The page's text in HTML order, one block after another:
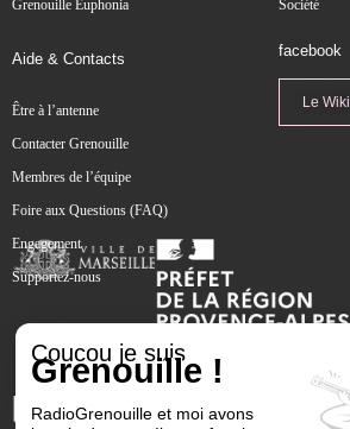
Grenouille Euphonia Société
Aide & Contacts
Être à l’antenne
Contacter Grenouille
Membres de l’équipe
Foire aux Questions (FAQ)
Engagement
Supportez-nous
facebook
Le Wiki
Coucou je suis
Grenouille !
RadioGrenouille et moi avons